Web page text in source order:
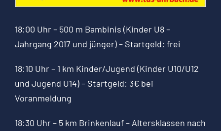
18:00 Uhr – 500 m Bambinis (Kinder U8 –
Jahrgang 2017 und jünger) – Startgeld: frei
18:10 Uhr – 1 km Kinder/Jugend (Kinder U10/U12
und Jugend U14) – Startgeld: 3€ bei
Voranmeldung
18:30 Uhr – 5 km Brinkenlauf – Altersklassen nach